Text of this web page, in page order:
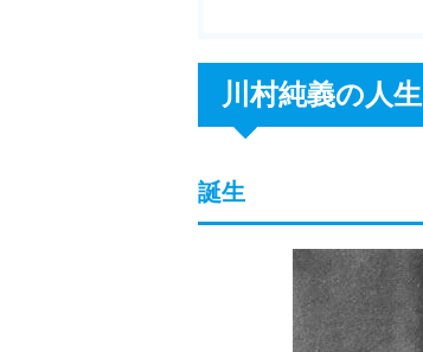
川村純義の人生
誕生